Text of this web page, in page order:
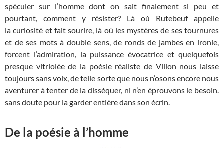
spéculer sur l’homme dont on sait finalement si peu et
pourtant, comment y résister? Là où Rutebeuf appelle
la curiosité et fait sourire, là où les mystères de ses tournures
et de ses mots à double sens, de ronds de jambes en ironie,
forcent l’admiration, la puissance évocatrice et quelquefois
presque vitriolée de la poésie réaliste de Villon nous laisse
toujours sans voix, de telle sorte que nous n’osons encore nous
aventurer à tenter de la disséquer, ni n’en éprouvons le besoin.
sans doute pour la garder entière dans son écrin.
De la poésie à l’homme